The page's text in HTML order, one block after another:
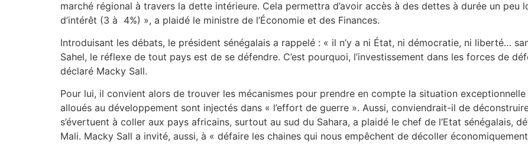
marché régional à travers la dette intérieure. Cela permettra d’avoir accès à des dettes à durée un peu
d’intérêt (3 à 4%) », a plaidé le ministre de l’Économie et des Finances.
Introduisant les débats, le président sénégalais a rappelé : « il n’y a ni État, ni démocratie, ni liberté…
Sahel, le réflexe de tout pays est de se défendre. C’est pourquoi, l’investissement dans les forces de
déclaré Macky Sall.
Pour lui, il convient alors de trouver les mécanismes pour prendre en compte la situation
alloués au développement sont injectés dans « l’effort de guerre ». Aussi, conviendrait-il de
s’évertuent à coller aux pays africains, surtout au sud du Sahara, a plaidé le chef de l’Etat sénégalais,
Mali. Macky Sall a invité, aussi, à « défaire les chaines qui nous empêchent de décoller